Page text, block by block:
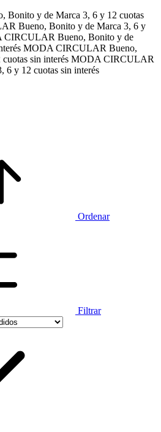
Bonito y de Marca 3, 6 y 12 cuotas
Bueno, Bonito y de Marca 3, 6 y
CIRCULAR Bueno, Bonito y de
MODA CIRCULAR Bueno,
sin interés MODA CIRCULAR
6 y 12 cuotas sin interés
Ordenar
Filtrar